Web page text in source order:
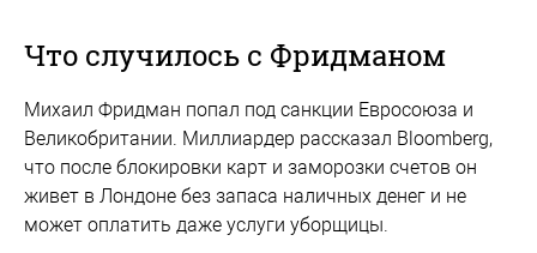
Что случилось с Фридманом
Михаил Фридман попал под санкции Евросоюза и
Великобритании. Миллиардер рассказал Bloomberg,
что после блокировки карт и заморозки счетов он
живет в Лондоне без запаса наличных денег и не
может оплатить даже услуги уборщицы.